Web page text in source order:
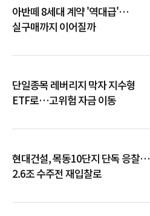
아반떼 8세대 계약 '역대급'…
실구매까지 이어질까
단일종목 레버리지 막자 지수형
ETF로…고위험 자금 이동
현대건설, 목동10단지 단독 응찰…
2.6조 수주전 재입찰로